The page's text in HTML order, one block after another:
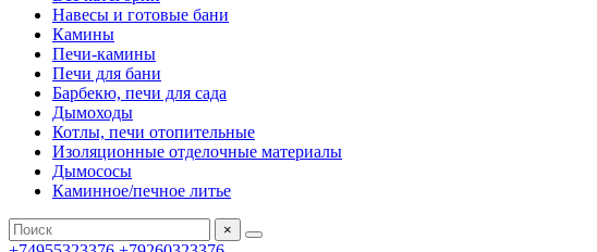
Навесы и готовые бани
Камины
Печи-камины
Печи для бани
Барбекю, печи для сада
Дымоходы
Котлы, печи отопительные
Изоляционные отделочные материалы
Дымососы
Каминное/печное литье
×